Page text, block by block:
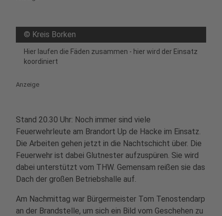
© Kreis Borken
Hier laufen die Fäden zusammen - hier wird der Einsatz
koordiniert
Anzeige
Stand 20.30 Uhr: Noch immer sind viele
Feuerwehrleute am Brandort Up de Hacke im Einsatz.
Die Arbeiten gehen jetzt in die Nachtschicht über. Die
Feuerwehr ist dabei Glutnester aufzuspüren. Sie wird
dabei unterstützt vom THW. Gemensam reißen sie das
Dach der großen Betriebshalle auf.
Am Nachmittag war Bürgermeister Tom Tenostendarp
an der Brandstelle, um sich ein Bild vom Geschehen zu